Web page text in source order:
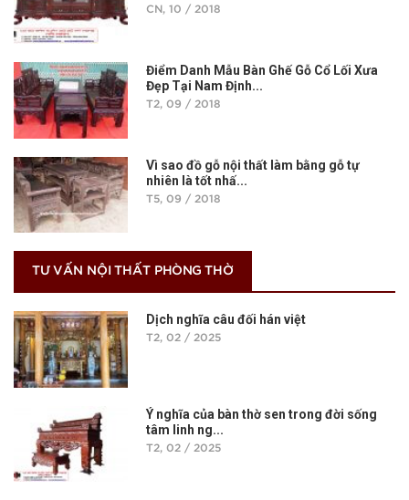
CN, 10 / 2018
Điểm Danh Mẫu Bàn Ghế Gỗ Cổ Lối Xưa
Đẹp Tại Nam Định...
T2, 09 / 2018
Vì sao đồ gỗ nội thất làm bằng gỗ tự
nhiên là tốt nhấ...
T5, 09 / 2018
TƯ VẤN NỘI THẤT PHÒNG THỜ
Dịch nghĩa câu đối hán việt
T2, 02 / 2025
Ý nghĩa của bàn thờ sen trong đời sống
tâm linh ng...
T2, 02 / 2025